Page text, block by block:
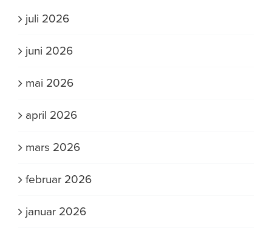
juli 2026
juni 2026
mai 2026
april 2026
mars 2026
februar 2026
januar 2026